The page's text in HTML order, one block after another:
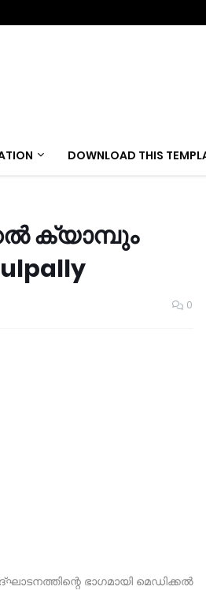
DOWNLOAD THIS
ക്യാമ്പും
0
ഭാഗമായി മെഡിക്കൽ